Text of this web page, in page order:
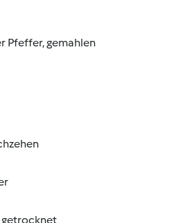
Pfeffer, gemahlen
getrocknet